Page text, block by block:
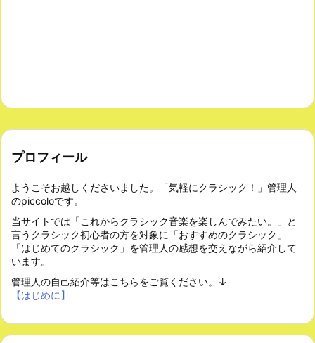
プロフィール
ようこそお越しくださいました。「気軽にクラシック！」管理人
のpiccoloです。
当サイトでは「これからクラシック音楽を楽しんでみたい。」と
言うクラシック初心者の方を対象に「おすすめのクラシック」
「はじめてのクラシック」を管理人の感想を交えながら紹介して
います。
管理人の自己紹介等はこちらをご覧ください。↓
【はじめに】